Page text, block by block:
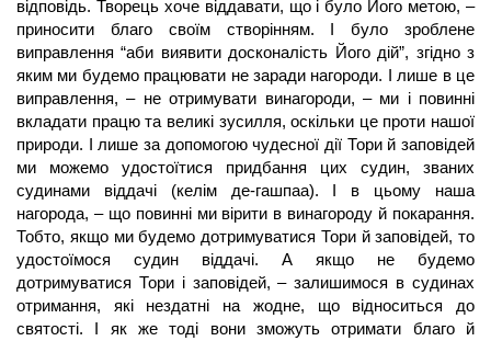
відповідь. Творець хоче віддавати, що і було Його метою, –
приносити благо своїм створінням. І було зроблене
виправлення “аби виявити досконалість Його дій”, згідно з
яким ми будемо працювати не заради нагороди. І лише в це
виправлення, – не отримувати винагороди, – ми і повинні
вкладати працю та великі зусилля, оскільки це проти нашої
природи. І лише за допомогою чудесної дії Тори й заповідей
ми можемо удостоїтися придбання цих судин, званих
судинами віддачі (келім де-гашпаа). І в цьому наша
нагорода, – що повинні ми вірити в винагороду й покарання.
Тобто, якщо ми будемо дотримуватися Тори й заповідей, то
удостоїмося судин віддачі. А якщо не будемо
дотримуватися Тори і заповідей, – залишимося в судинах
отримання, які нездатні на жодне, що відноситься до
святості. І як же тоді вони зможуть отримати благо й